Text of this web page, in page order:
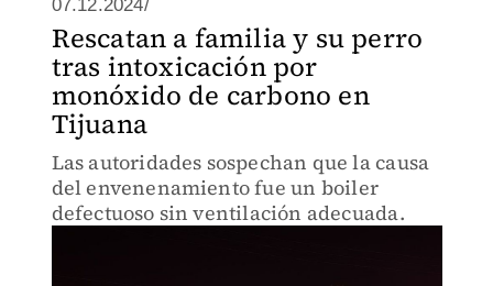
07.12.2024/
Rescatan a familia y su perro
tras intoxicación por
monóxido de carbono en
Tijuana
Las autoridades sospechan que la causa
del envenenamiento fue un boiler
defectuoso sin ventilación adecuada.